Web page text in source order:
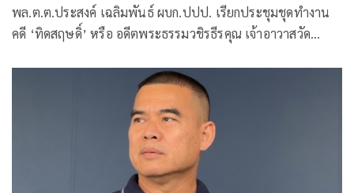
พล.ต.ต.ประสงค์ เฉลิมพันธ์ ผบก.ปปป. เรียกประชุมชุดทำงาน
คดี ‘ทิดสฤษดิ์’ หรือ อดีตพระธรรมวชิรธีรคุณ เจ้าอาวาสวัด
จังหวัดนครสวรรค์ ที่ต้องสงสัยว่ามีสัมพันธ์กับเศรษฐีนีปากน้ำโพ